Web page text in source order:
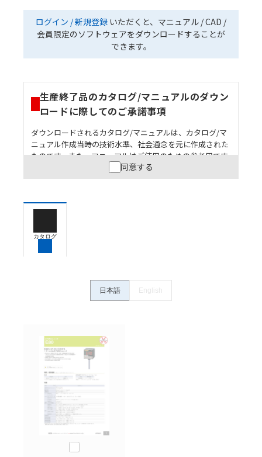
ログイン / 新規登録 いただくと、マニュアル / CAD /
会員限定のソフトウェアをダウンロードすることが
できます。
生産終了品のカタログ/マニュアルのダウン
ロードに際してのご承諾事項
ダウンロードされるカタログ/マニュアルは、カタログ/マ
ニュアル作成当時の技術水準、社会通念を元に作成された
ものです。また、マニュアルはご使用のための参考用です
ので、ご使用にあたっての安全性については十分にご配慮
ください。以下の内容をご承諾の上、ご利用ください。
うな用途に使用される場合には、システム全体として
保できるよう設計されていること、および本製品が全
ていることを、必ず事前に確認してください。
ン事例は参考用ですので、ご採用に際しては機器・装
置の機能や安全性をご確認のうえご使用ください。・
ている可能性がありますがご容赦ください。
記載されているサービス内容や連絡先等は作成当時の
ものであり、変更・改定させていただいている可能性
があります。改めて当サイトの掲載内容をご確認のう
え、ご用命下さいますようお願いいたします。
同意する
カタログ
日本語 English
このカタログを選択